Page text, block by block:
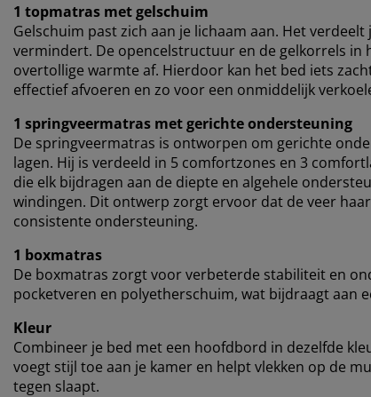
1 topmatras met gelschuim
Gelschuim past zich aan je lichaam aan. Het
vermindert. De opencelstructuur en de gelkorrels
overtollige warmte af. Hierdoor kan het bed iets
effectief afvoeren en zo voor een onmiddelijk
1 springveermatras met gerichte ondersteuning
De springveermatras is ontworpen om gerichte
lagen. Hij is verdeeld in 5 comfortzones en 3
die elk bijdragen aan de diepte en algehele
windingen. Dit ontwerp zorgt ervoor dat de veer
consistente ondersteuning.
1 boxmatras
De boxmatras zorgt voor verbeterde stabiliteit en
pocketveren en polyetherschuim, wat bijdraagt aan
Kleur
Combineer je bed met een hoofdbord in dezelfde
voegt stijl toe aan je kamer en helpt vlekken op de
tegen slaapt.